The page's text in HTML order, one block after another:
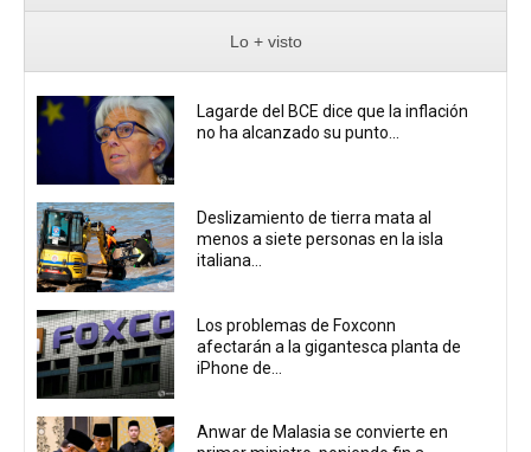
Lo + visto
Lagarde del BCE dice que la inflación
no ha alcanzado su punto...
Deslizamiento de tierra mata al
menos a siete personas en la isla
italiana...
Los problemas de Foxconn
afectarán a la gigantesca planta de
iPhone de...
Anwar de Malasia se convierte en